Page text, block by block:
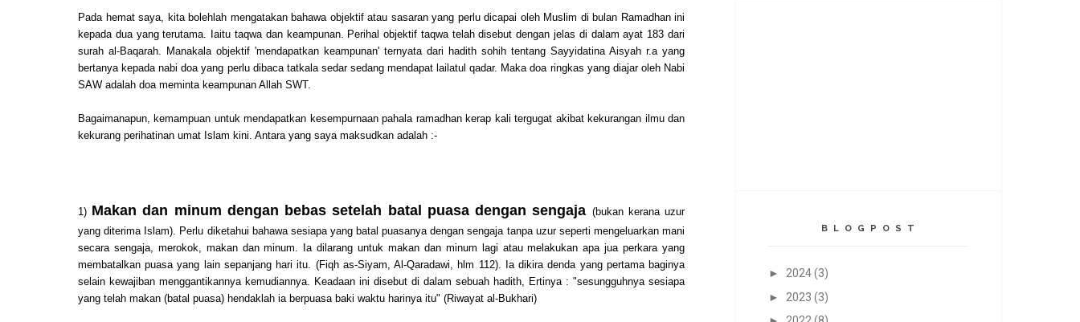
Pada hemat saya, kita bolehlah mengatakan bahawa objektif atau sasaran yang perlu dicapai oleh Muslim di bulan Ramadhan ini
kepada dua yang terutama. Iaitu taqwa dan keampunan. Perihal objektif taqwa telah disebut dengan jelas di dalam ayat 183 dari
surah al-Baqarah. Manakala objektif 'mendapatkan keampunan' ternyata dari hadith sohih tentang Sayyidatina Aisyah r.a yang
bertanya kepada nabi doa yang perlu dibaca tatkala sedar sedang mendapat lailatul qadar. Maka doa ringkas yang diajar oleh Nabi
SAW adalah doa meminta keampunan Allah SWT.
Bagaimanapun, kemampuan untuk mendapatkan kesempurnaan pahala ramadhan kerap kali tergugat akibat kekurangan ilmu dan
kekurang perihatinan umat Islam kini. Antara yang saya maksudkan adalah :-
1) Makan dan minum dengan bebas setelah batal puasa dengan sengaja (bukan kerana uzur
yang diterima Islam). Perlu diketahui bahawa sesiapa yang batal puasanya dengan sengaja tanpa uzur seperti mengeluarkan mani
secara sengaja, merokok, makan dan minum. Ia dilarang untuk makan dan minum lagi atau melakukan apa jua perkara yang
membatalkan puasa yang lain sepanjang hari itu. (Fiqh as-Siyam, Al-Qaradawi, hlm 112). Ia dikira denda yang pertama baginya
selain kewajiban menggantikannya kemudiannya. Keadaan ini disebut di dalam sebuah hadith, Ertinya : "sesungguhnya sesiapa
yang telah makan (batal puasa) hendaklah ia berpuasa baki waktu harinya itu" (Riwayat al-Bukhari)
B L O G P O S T
► 2024(3)
► 2023 (3)